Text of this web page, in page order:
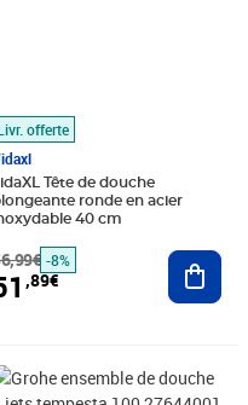
panier
offerte
Tête de douche
ronde en acier
40 cm
-8%
,89€
98,47€